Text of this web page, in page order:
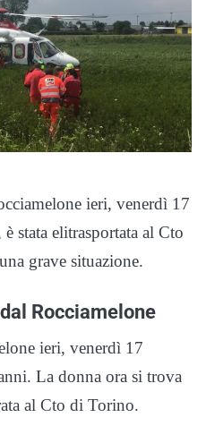
ieri, venerdì 17
stata elitrasportata al Cto
grave situazione.
Rocciamelone
ieri, venerdì 17
La donna ora si trova
al Cto di Torino.